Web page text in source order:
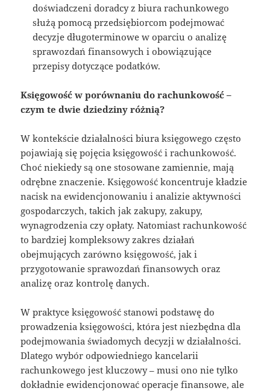
doświadczeni doradcy z biura rachunkowego
służą pomocą przedsiębiorcom podejmować
decyzje długoterminowe w oparciu o analizę
sprawozdań finansowych i obowiązujące
przepisy dotyczące podatków.
Księgowość w porównaniu do rachunkowość –
czym te dwie dziedziny różnią?
W kontekście działalności biura księgowego często
pojawiają się pojęcia księgowość i rachunkowość.
Choć niekiedy są one stosowane zamiennie, mają
odrębne znaczenie. Księgowość koncentruje kładzie
nacisk na ewidencjonowaniu i analizie aktywności
gospodarczych, takich jak zakupy, zakupy,
wynagrodzenia czy opłaty. Natomiast rachunkowość
to bardziej kompleksowy zakres działań
obejmujących zarówno księgowość, jak i
przygotowanie sprawozdań finansowych oraz
analizę oraz kontrolę danych.
W praktyce księgowość stanowi podstawę do
prowadzenia księgowości, która jest niezbędna dla
podejmowania świadomych decyzji w działalności.
Dlatego wybór odpowiedniego kancelarii
rachunkowego jest kluczowy – musi ono nie tylko
dokładnie ewidencjonować operacje finansowe, ale